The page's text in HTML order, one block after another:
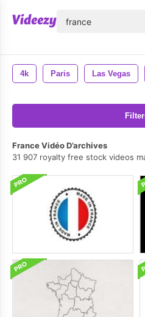
4k Paris Las Vegas
France Vidéo D’archives
31 907 royalty free stock videos